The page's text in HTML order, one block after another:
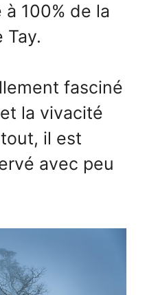
100% de la
Tay.
fasciné
la vivacité
il est
avec peu